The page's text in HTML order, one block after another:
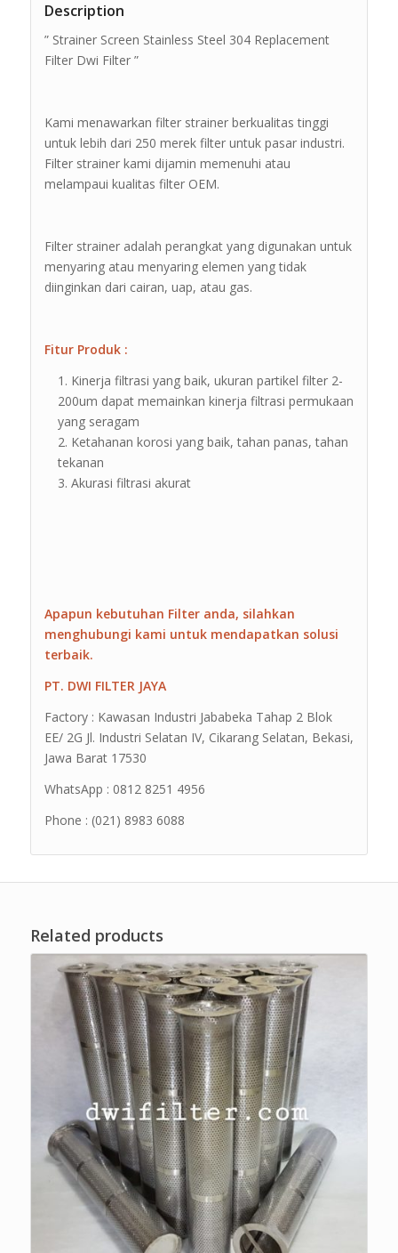
Description
” Strainer Screen Stainless Steel 304 Replacement
Filter Dwi Filter ”
Kami menawarkan filter strainer berkualitas tinggi
untuk lebih dari 250 merek filter untuk pasar industri.
Filter strainer kami dijamin memenuhi atau
melampaui kualitas filter OEM.
Filter strainer adalah perangkat yang digunakan untuk
menyaring atau menyaring elemen yang tidak
diinginkan dari cairan, uap, atau gas.
Fitur Produk :
Kinerja filtrasi yang baik, ukuran partikel filter 2-
200um dapat memainkan kinerja filtrasi permukaan
yang seragam
Ketahanan korosi yang baik, tahan panas, tahan
tekanan
Akurasi filtrasi akurat
Apapun kebutuhan Filter anda, silahkan
menghubungi kami untuk mendapatkan solusi
terbaik.
PT. DWI FILTER JAYA
Factory : Kawasan Industri Jababeka Tahap 2 Blok
EE/ 2G Jl. Industri Selatan IV, Cikarang Selatan, Bekasi,
Jawa Barat 17530
WhatsApp : 0812 8251 4956
Phone : (021) 8983 6088
Related products